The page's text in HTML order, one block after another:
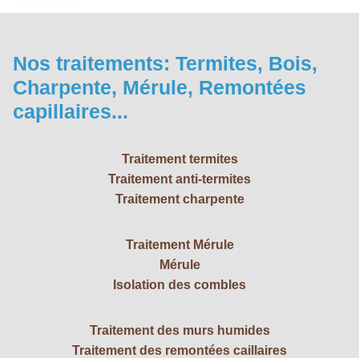
Nos traitements: Termites, Bois,
Charpente, Mérule, Remontées
capillaires...
Traitement termites
Traitement anti-termites
Traitement charpente
Traitement Mérule
Mérule
Isolation des combles
Traitement des murs humides
Traitement des remontées caillaires